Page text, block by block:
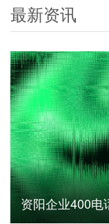
最新资讯
资阳企业400电